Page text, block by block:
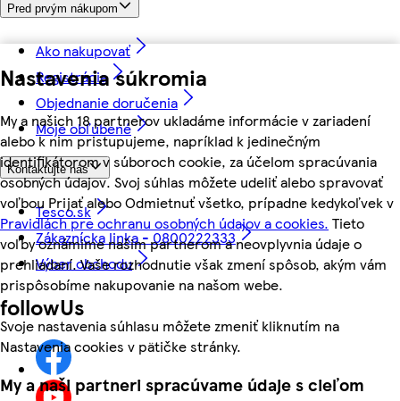
Nastavenia súkromia
My a našich 18 partnerov ukladáme informácie v zariadení
alebo k nim pristupujeme, napríklad k jedinečným
identifikátorom v súboroch cookie, za účelom spracúvania
osobných údajov. Svoj súhlas môžete udeliť alebo spravovať
voľbou Prijať alebo Odmietnuť všetko, prípadne kedykoľvek v
Pravidlách pre ochranu osobných údajov a cookies. Tieto
voľby oznámime našim partnerom a neovplyvnia údaje o
prehliadaní. Vaše rozhodnutie však zmení spôsob, akým vám
prispôsobíme nakupovanie na našom webe.
Svoje nastavenia súhlasu môžete zmeniť kliknutím na
Nastavenia cookies v pätičke stránky.
My a naši partneri spracúvame údaje s cieľom
Pred prvým nákupom
Ako nakupovať
Registrácia
Objednanie doručenia
Moje obľúbené
Kontaktujte nás
Tesco.sk
Zákaznícka linka - 0800222333
Výber obchodu
followUs